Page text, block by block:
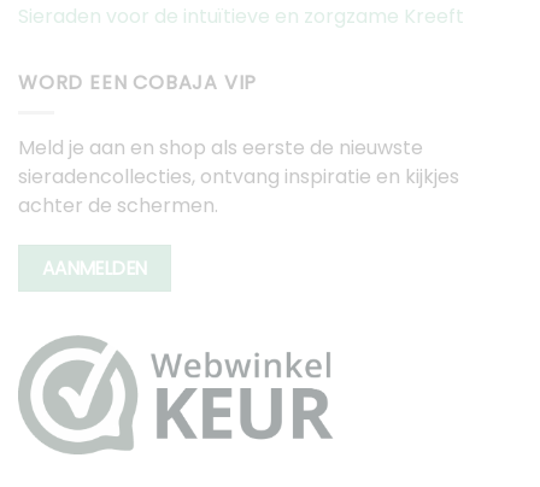
Sieraden voor de intuïtieve en zorgzame Kreeft
WORD EEN COBAJA VIP
Meld je aan en shop als eerste de nieuwste
sieradencollecties, ontvang inspiratie en kijkjes
achter de schermen.
AANMELDEN